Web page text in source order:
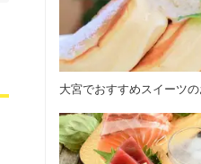
大宮でおすすめスイーツ